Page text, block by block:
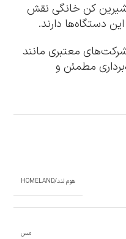
کن خانگی نقش
دستگاه‌ها دارند.
معتبری مانند
مطمئن و
هوم لند/HOMELAND
مس